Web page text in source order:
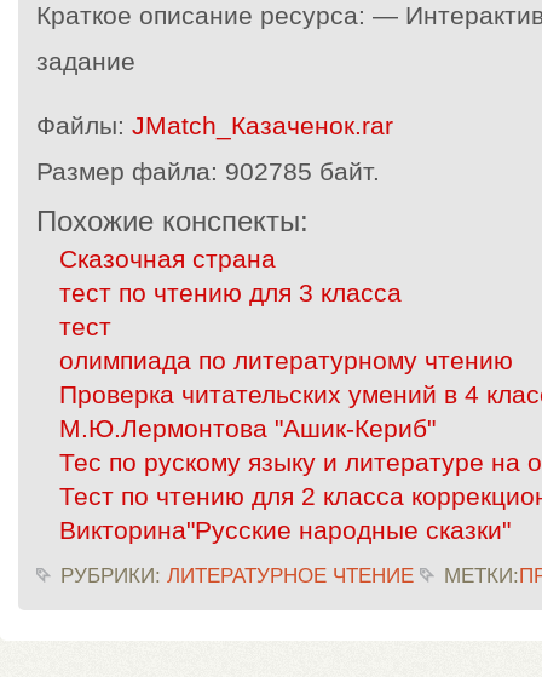
Краткое описание ресурса: —
задание
Файлы: JMatсh_Казаченок.rar
Размер файла: 902785 байт.
Похожие конспекты:
Сказочная страна
тест по чтению для 3 класса
тест
олимпиада по литературному чтению
Проверка читательских умений в 4
М.Ю.Лермонтова "Ашик-Кериб"
Тес по рускому языку и литературе на
Тест по чтению для 2 класса
Викторина"Русские народные сказки"
РУБРИКИ: ЛИТЕРАТУРНОЕ ЧТЕНИЕ МЕТКИ: